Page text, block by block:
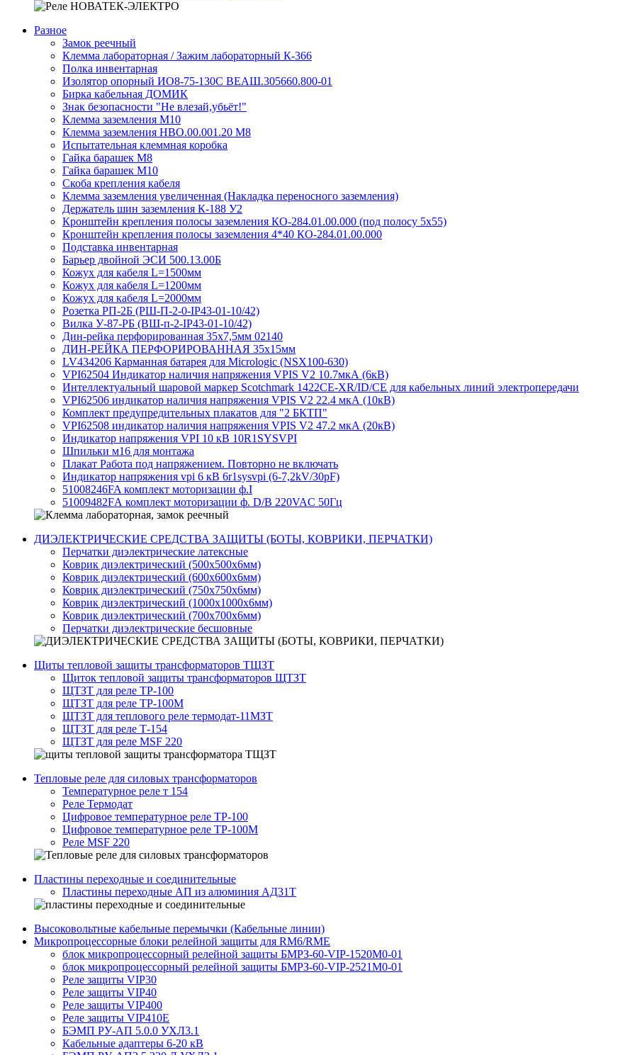
Разное
Замок реечный
Клемма лабораторная / Зажим лабораторный К-366
Полка инвентарная
Изолятор опорный ИО8-75-130С ВЕАШ.305660.800-01
Бирка кабельная ДОМИК
Знак безопасности "Не влезай,убьёт!"
Клемма заземления М10
Клемма заземления НВО.00.001.20 М8
Испытательная клеммная коробка
Гайка барашек М8
Гайка барашек М10
Скоба крепления кабеля
Клемма заземления увеличенная (Накладка переносного заземления)
Держатель шин заземления К-188 У2
Кронштейн крепления полосы заземления КО-284.01.00.000 (под полосу 5х55)
Кронштейн крепления полосы заземления 4*40 КО-284.01.00.000
Подставка инвентарная
Барьер двойной ЭСИ 500.13.00Б
Кожух для кабеля L=1500мм
Кожух для кабеля L=1200мм
Кожух для кабеля L=2000мм
Розетка РП-2Б (РШ-П-2-0-IР43-01-10/42)
Вилка У-87-РБ (ВШ-п-2-IP43-01-10/42)
Дин-рейка перфорированная 35х7,5мм 02140
ДИН-РЕЙКА ПЕРФОРИРОВАННАЯ 35х15мм
LV434206 Карманная батарея для Micrologic (NSX100-630)
VPI62504 Индикатор наличия напряжения VPIS V2 10.7мкА (6кВ)
Интеллектуальный шаровой маркер Scotchmark 1422CE-XR/ID/CE для кабельных линий электропередачи
VPI62506 индикатор наличия напряжения VPIS V2 22.4 мкА (10кВ)
Комплект предупредительных плакатов для "2 БКТП"
VPI62508 индикатор наличия напряжения VPIS V2 47.2 мкА (20кВ)
Индикатор напряжения VPI 10 кВ 10R1SYSVPI
Шпильки м16 для монтажа
Плакат Работа под напряжением. Повторно не включать
Индикатор напряжения vpi 6 кВ 6r1sysvpi (6-7,2kV/30pF)
51008246FA комплект моторизации ф.I
51009482FА комплект моторизации ф. D/B 220VAC 50Гц
ДИЭЛЕКТРИЧЕСКИЕ СРЕДСТВА ЗАЩИТЫ (БОТЫ, КОВРИКИ, ПЕРЧАТКИ)
Перчатки диэлектрические латексные
Коврик диэлектрический (500х500х6мм)
Коврик диэлектрический (600х600х6мм)
Коврик диэлектрический (750х750х6мм)
Коврик диэлектрический (1000х1000х6мм)
Коврик диэлектрический (700х700х6мм)
Перчатки диэлектрические бесшовные
Щиты тепловой защиты трансформаторов ТЩЗТ
Щиток тепловой защиты трансформаторов ЩТЗТ
ЩТЗТ для реле ТР-100
ЩТЗТ для реле ТР-100М
ЩТЗТ для теплового реле термодат-11МЗТ
ЩТЗТ для реле Т-154
ЩТЗТ для реле MSF 220
Тепловые реле для силовых трансформаторов
Температурное реле т 154
Реле Термодат
Цифровое температурное реле ТР-100
Цифровое температурное реле ТР-100М
Реле MSF 220
Пластины переходные и соединительные
Пластины переходные АП из алюминия АД31Т
Высоковольтные кабельные перемычки (Кабельные линии)
Микропроцессорные блоки релейной защиты для RM6/RME
блок микропроцессорный релейной защиты БМРЗ-60-VIP-1520М0-01
блок микропроцессорный релейной защиты БМРЗ-60-VIP-2521М0-01
Реле защиты VIP30
Реле защиты VIP40
Реле защиты VIP400
Реле защиты VIP410E
БЭМП РУ-АП 5.0.0 УХЛ3.1
Кабельные адаптеры 6-20 кВ